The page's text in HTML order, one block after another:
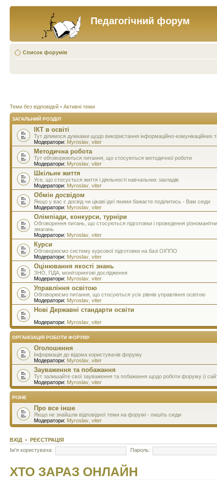
Педагогічний форум
Список форумів
Теми без відповідей • Активні теми
ЗАГАЛЬНИЙ РОЗДІЛ
ІКТ в освіті
Тут ділимося думками щодо використання інформаційно-комунікаційних
Модератори: Myroslav viter
Методична робота
Тут обговорюються питання, що стосуються методичної роботи
Модератори: Myroslav viter
Шкільне життя
Усе, що стосується життя і діяльності навчальних закладів
Модератори: Myroslav viter
Обмін досвідом
Якщо у вас є досвід чи цікаві ідеї якими бажаєте поділитись - Вам сюди
Модератори: Myroslav viter
Олімпіади, конкурси, турніри
Обговорення питань, що стосуються підготовки і проведення
змагань
Модератори: Myroslav viter
Курси
Обговорюємо систему курсової підготовки на базі ОІППО
Модератори: Myroslav viter
Оцінювання якості знань
ЗНО, ПДА, моніторингові дослідження
Модератори: Myroslav viter
Управління освітою
Обговорюємо питання, що стосуються усіх рівнів управління освітою
Модератори: Myroslav viter
Нові Державні стандарти освіти
Модератори: Myroslav viter
ОРГАНІЗАЦІЯ РОБОТИ ФОРУМУ
Оголошення
Інформація до відома користувачів форуму
Модератори: Myroslav viter
Зауваження та побажання
Тут залишайте свої зауваження та побажання щодо роботи форуму (і
Модератори: Myroslav viter
РІЗНЕ
Про все інше
Якщо не знайшли відповідної теми на форумі - пишіть сюди
Модератори: Myroslav viter
ВХІД • РЕЄСТРАЦІЯ
Ім'я користувача:
Пароль:
ХТО ЗАРАЗ ОНЛАЙН